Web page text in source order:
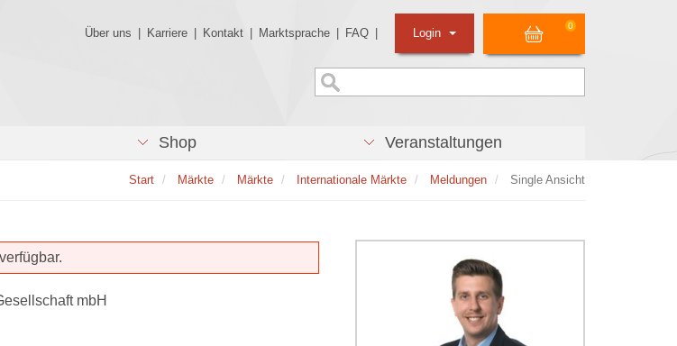
Über uns Karriere Kontakt Marktsprache FAQ
0
Login
Shop Veranstaltungen
Start Märkte Märkte Internationale Märkte Meldungen Single Ansicht
mbH